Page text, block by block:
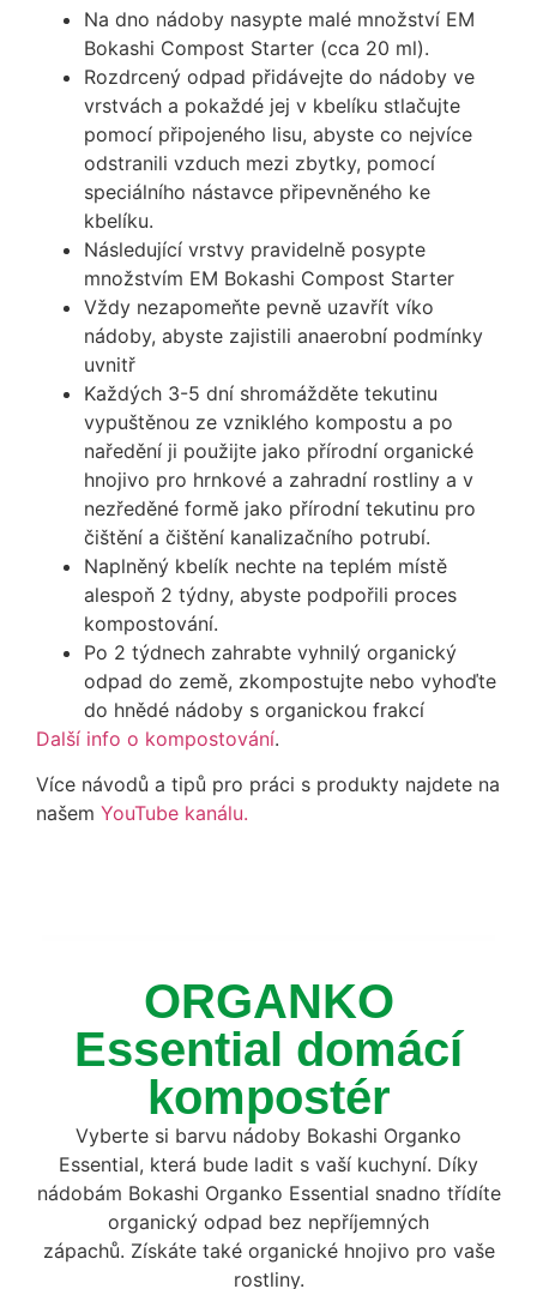
Na dno nádoby nasypte malé množství EM
Bokashi Compost Starter (cca 20 ml).
Rozdrcený odpad přidávejte do nádoby ve
vrstvách a pokaždé jej v kbelíku stlačujte
pomocí připojeného lisu, abyste co nejvíce
odstranili vzduch mezi zbytky, pomocí
speciálního nástavce připevněného ke
kbelíku.
Následující vrstvy pravidelně posypte
množstvím EM Bokashi Compost Starter
Vždy nezapomeňte pevně uzavřít víko
nádoby, abyste zajistili anaerobní podmínky
uvnitř
Každých 3-5 dní shromážděte tekutinu
vypuštěnou ze vzniklého kompostu a po
naředění ji použijte jako přírodní organické
hnojivo pro hrnkové a zahradní rostliny a v
nezředěné formě jako přírodní tekutinu pro
čištění a čištění kanalizačního potrubí.
Naplněný kbelík nechte na teplém místě
alespoň 2 týdny, abyste podpořili proces
kompostování.
Po 2 týdnech zahrabte vyhnilý organický
odpad do země, zkompostujte nebo vyhoďte
do hnědé nádoby s organickou frakcí
Další info o kompostování.
Více návodů a tipů pro práci s produkty najdete na
našem YouTube kanálu.
ORGANKO
Essential domácí
kompostér
Vyberte si barvu nádoby Bokashi Organko
Essential, která bude ladit s vaší kuchyní. Díky
nádobám Bokashi Organko Essential snadno třídíte
organický odpad bez nepříjemných
zápachů. Získáte také organické hnojivo pro vaše
rostliny.